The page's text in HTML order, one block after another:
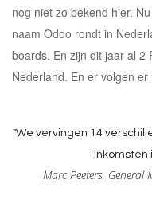
nog niet zo bekend hier.
naam Odoo rondt in
boards. En zijn dit jaar al 2
Nederland. En er volgen er
"We vervingen 14
inkomsten
Marc Peeters, General